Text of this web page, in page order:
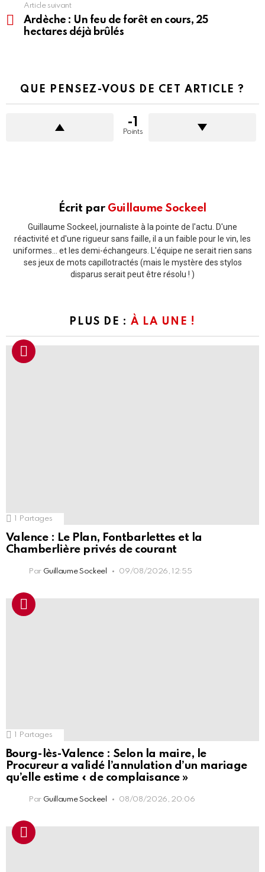
Article suivant
Ardèche : Un feu de forêt en cours, 25
hectares déjà brûlés
QUE PENSEZ-VOUS DE CET ARTICLE ?
-1
Points
Écrit par Guillaume Sockeel
Guillaume Sockeel, journaliste à la pointe de l'actu. D'une
réactivité et d'une rigueur sans faille, il a un faible pour le vin, les
uniformes... et les demi-échangeurs. L'équipe ne serait rien sans
ses jeux de mots capillotractés (mais le mystère des stylos
disparus serait peut être résolu ! )
PLUS DE : À LA UNE !
1 Partages
Valence : Le Plan, Fontbarlettes et la
Chamberlière privés de courant
Par Guillaume Sockeel 09/08/2026, 12:55
1 Partages
Bourg-lès-Valence : Selon la maire, le
Procureur a validé l’annulation d’un mariage
qu’elle estime « de complaisance »
Par Guillaume Sockeel 08/08/2026, 20:06